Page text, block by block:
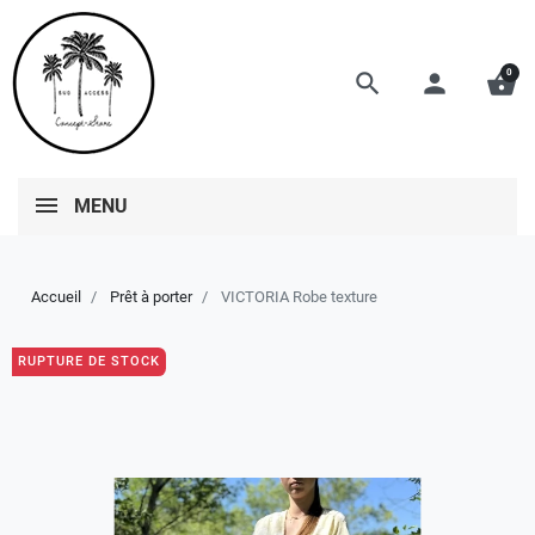
search person shopping_basket
0
MENU
Accueil Prêt à porter VICTORIA Robe texture
RUPTURE DE STOCK